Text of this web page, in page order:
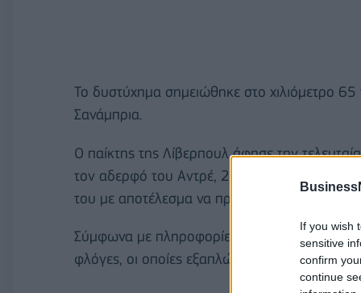
If you wish
sensitive
confirm
continue
Το δυστύχημα σημειώθηκε στο χιλιόμετρο
Σανάμπρια.
Ο παίκτης της Λίβερπουλ άφησε την
τον αδερφό του Αντρέ, 26 ετών και επίσης
του με αποτέλεσμα να προκληθεί πυρκαγιά.
Σύμφωνα με πληροφορίες από μάρτυρες που
φλόγες, οι οποίες εξαπλώθηκαν και στη γύρω